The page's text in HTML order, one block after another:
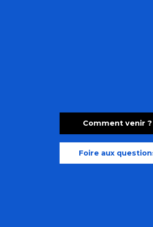
Comment venir ?
Foire aux